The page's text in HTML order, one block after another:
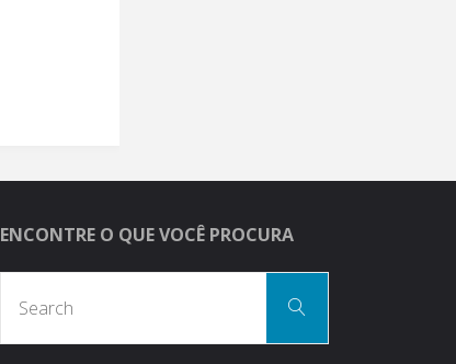
ENCONTRE O QUE VOCÊ PROCURA
Search